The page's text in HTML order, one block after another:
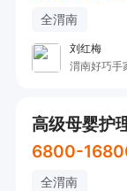
全渭南
刘红梅
渭南好巧手
高级母婴护
6800-
全渭南